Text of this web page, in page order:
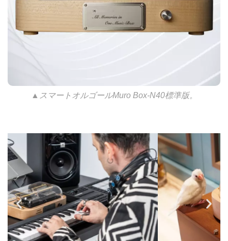
▲スマートオルゴールMuro Box-N40標準版。